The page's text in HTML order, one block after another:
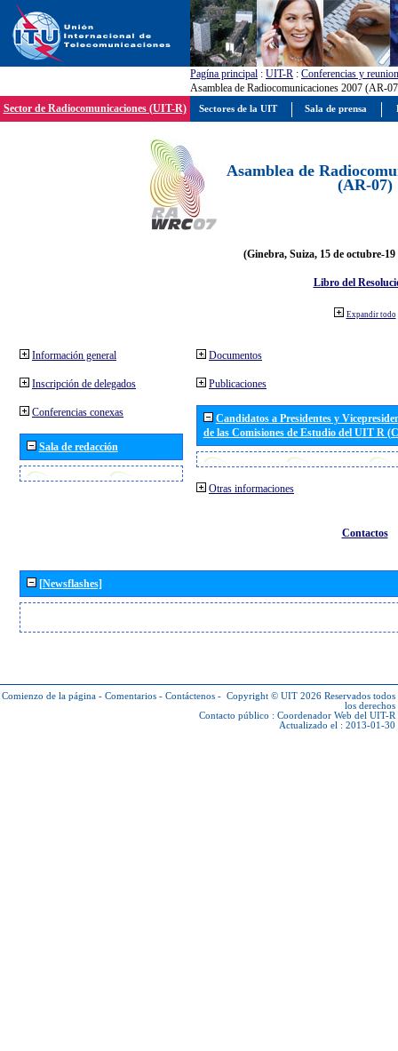
Pagína principal : UIT-R : Conferencias y
Asamblea de Radiocomunicaciones 2007 (AR-
Sector de Radiocomunicaciones (UIT-R)
Asamblea de
(AR-07)
(Ginebra, Suiza, 15 de octubre-19
Libro del
Expandir todo
Información general
Inscripción de delegados
Conferencias conexas
Sala de redacción
Documentos
Publicaciones
Candidatos a Presidentes y
de las Comisiones de Estudio del UIT R
Otras informaciones
Contactos
[Newsflashes]
Comienzo de la página - Comentarios - Contáctenos - Copyright © UIT 2026 Reservados todos
los derechos
Contacto público : Coordenador Web del UIT-R
Actualizado el : 2013-01-30
Sectores de la UIT Sala de prensa